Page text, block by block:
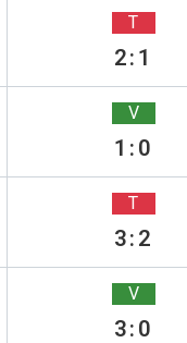
T
2:1
V
1:0
T
3:2
V
3:0